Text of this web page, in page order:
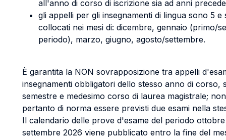
all'anno di corso di iscrizione sia ad anni
gli appelli per gli insegnamenti di lingua sono 5 e
collocati nei mesi di: dicembre, gennaio (primo/
periodo), marzo, giugno, agosto/settembre.
È garantita la NON sovrapposizione tra appelli
insegnamenti obbligatori dello stesso anno di corso,
semestre e medesimo corso di laurea magistrale;
pertanto di norma essere previsti due esami nella
Il calendario delle prove d'esame del periodo
settembre 2026 viene pubblicato entro la fine del